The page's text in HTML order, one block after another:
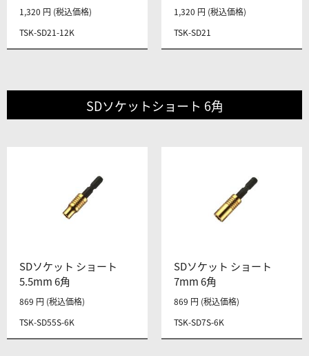
TSK-SD21-12K
1,320 円 (税込価格)
TSK-SD21
1,320 円 (税込価格)
SDソケットショート 6角
SDソケット ショート
5.5mm 6角
TSK-SD55S-6K
869 円 (税込価格)
SDソケット ショート
7mm 6角
TSK-SD7S-6K
869 円 (税込価格)